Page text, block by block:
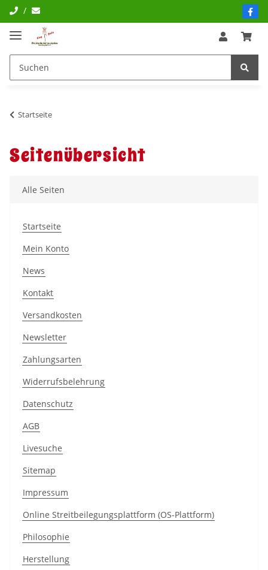
/
Startseite
Seitenübersicht
Alle Seiten
Startseite
Mein Konto
News
Kontakt
Versandkosten
Newsletter
Zahlungsarten
Widerrufsbelehrung
Datenschutz
AGB
Livesuche
Sitemap
Impressum
Online Streitbeilegungsplattform (OS-Plattform)
Philosophie
Herstellung